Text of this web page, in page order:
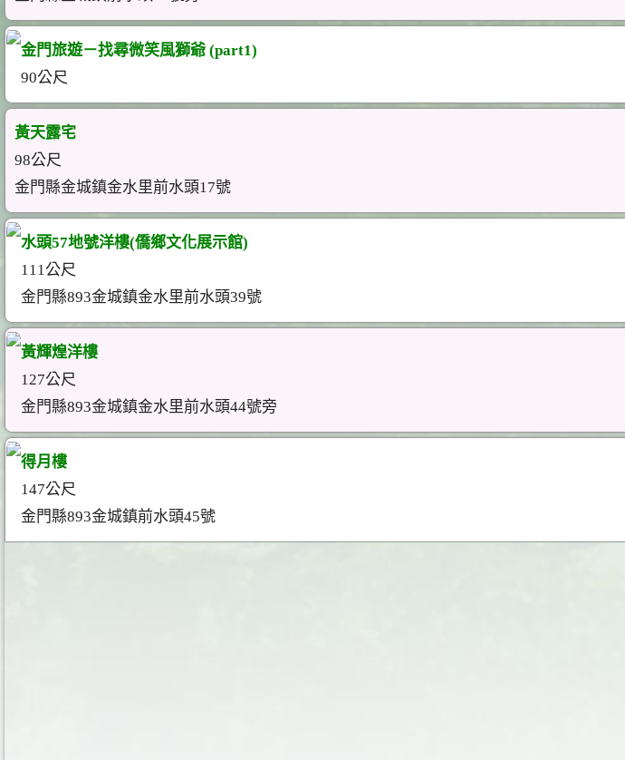
金門旅遊－找尋微笑風獅爺 (part1)
90公尺
黃天露宅
98公尺
金門縣金城鎮金水里前水頭17號
水頭57地號洋樓(僑鄉文化展示館)
111公尺
金門縣893金城鎮金水里前水頭39號
黃輝煌洋樓
127公尺
金門縣893金城鎮金水里前水頭44號旁
得月樓
147公尺
金門縣893金城鎮前水頭45號